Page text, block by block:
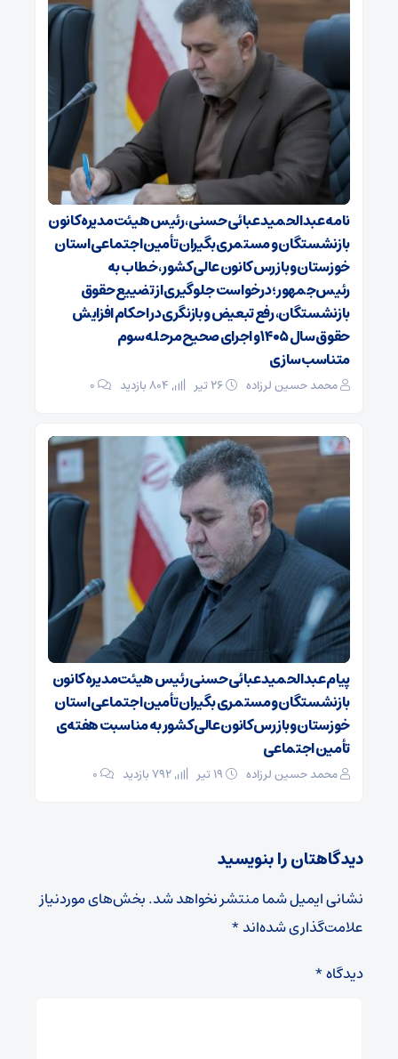
نامه عبدالحمید عبائی حسنی، رئیس هیئت‌مدیره کانون
بازنشستگان و مستمری‌بگیران تأمین اجتماعی استان
خوزستان و بازرس کانون عالی کشور، خطاب به
رئیس‌جمهور؛ درخواست جلوگیری از تضییع حقوق
بازنشستگان، رفع تبعیض و بازنگری در احکام افزایش
حقوق سال ۱۴۰۵ و اجرای صحیح مرحله سوم
متناسب‌سازی
محمد حسین لرزاده ۰
پیام عبدالحمید عبائی حسنی رئیس هیئت‌مدیره کانون
بازنشستگان ومستمری بگیران تأمین اجتماعی استان
خوزستان وبازرس کانون عالی کشور به مناسبت هفته‌ی
تأمین اجتماعی
محمد حسین لرزاده ۰
دیدگاهتان را بنویسید
نشانی ایمیل شما منتشر نخواهد شد.بخش‌های موردنیاز
علامت‌گذاری شده‌اند*
دیدگاه*